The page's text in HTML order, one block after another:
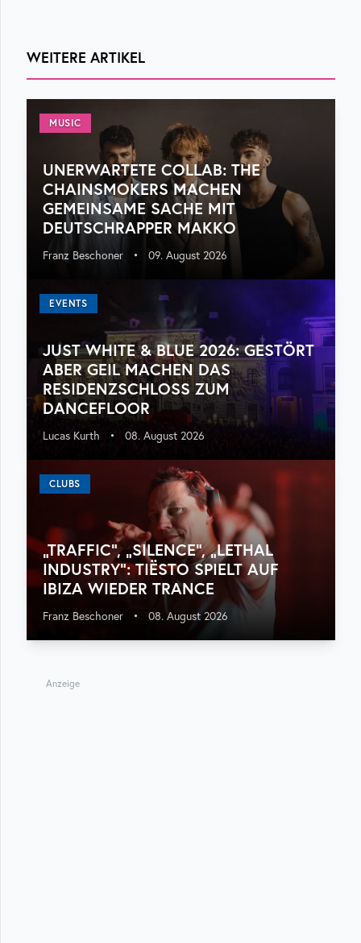
WEITERE ARTIKEL
MUSIC
UNERWARTETE COLLAB: THE
CHAINSMOKERS MACHEN
GEMEINSAME SACHE MIT
DEUTSCHRAPPER MAKKO
Franz Beschoner • 09. August 2026
EVENTS
JUST WHITE & BLUE 2026: GESTÖRT
ABER GEIL MACHEN DAS
RESIDENZSCHLOSS ZUM
DANCEFLOOR
Lucas Kurth • 08. August 2026
CLUBS
„TRAFFIC“, „SILENCE“, „LETHAL
INDUSTRY“: TIËSTO SPIELT AUF
IBIZA WIEDER TRANCE
Franz Beschoner • 08. August 2026
Anzeige